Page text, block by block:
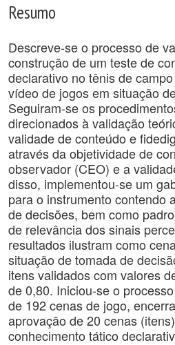
Resumo
Descreve-se o processo de
construção de um teste de
declarativo no tênis de
vídeo de jogos em situação
Seguiram-se os
direcionados à validação
validade de conteúdo e
através da objetividade de
observador (CEO) e a
disso, implementou-se um
para o instrumento contendo
de decisões, bem como
de relevância dos sinais
resultados ilustram como
situação de tomada de
itens validados com valores
de 0,80. Iniciou-se o
de 192 cenas de jogo,
aprovação de 20 cenas
conhecimento tático